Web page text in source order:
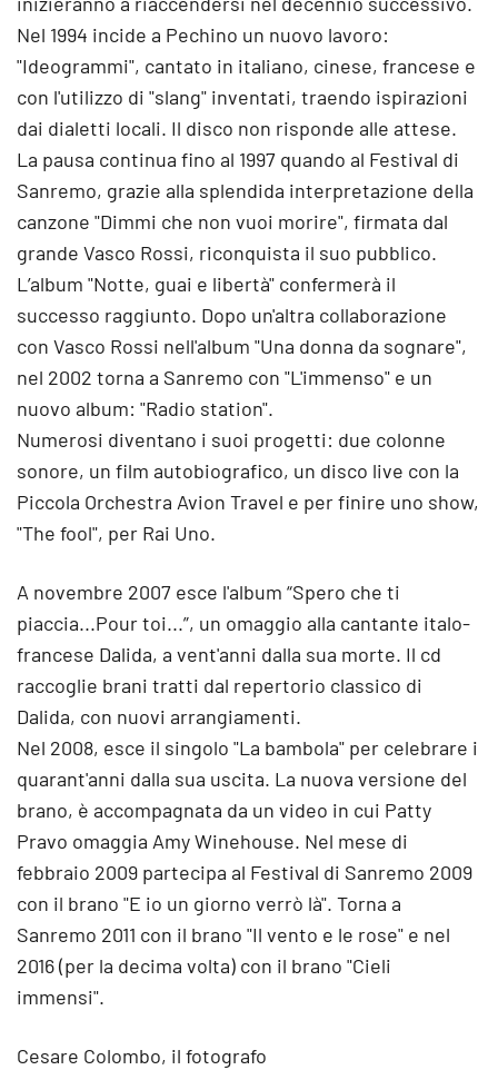
Nel 1994 incide a Pechino un nuovo lavoro:
"Ideogrammi", cantato in italiano, cinese, francese e
con l'utilizzo di "slang" inventati, traendo ispirazioni
dai dialetti locali. Il disco non risponde alle attese.
La pausa continua fino al 1997 quando al Festival di
Sanremo, grazie alla splendida interpretazione della
canzone "Dimmi che non vuoi morire", firmata dal
grande Vasco Rossi, riconquista il suo pubblico.
L’album "Notte, guai e libertà" confermerà il
successo raggiunto. Dopo un'altra collaborazione
con Vasco Rossi nell'album "Una donna da sognare",
nel 2002 torna a Sanremo con "L'immenso" e un
nuovo album: "Radio station".
Numerosi diventano i suoi progetti: due colonne
sonore, un film autobiografico, un disco live con la
Piccola Orchestra Avion Travel e per finire uno show,
"The fool", per Rai Uno.
A novembre 2007 esce l'album “Spero che ti
piaccia...Pour toi...”, un omaggio alla cantante italo-
francese Dalida, a vent'anni dalla sua morte. Il cd
raccoglie brani tratti dal repertorio classico di
Dalida, con nuovi arrangiamenti.
Nel 2008, esce il singolo "La bambola" per celebrare i
quarant'anni dalla sua uscita. La nuova versione del
brano, è accompagnata da un video in cui Patty
Pravo omaggia Amy Winehouse. Nel mese di
febbraio 2009 partecipa al Festival di Sanremo 2009
con il brano "E io un giorno verrò là". Torna a
Sanremo 2011 con il brano "Il vento e le rose" e nel
2016 (per la decima volta) con il brano "Cieli
immensi".
Cesare Colombo, il fotografo